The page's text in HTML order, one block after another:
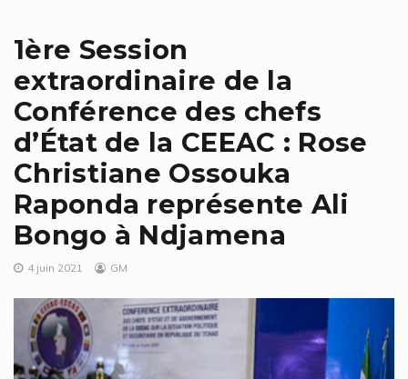
1ère Session
extraordinaire de la
Conférence des chefs
d’État de la CEEAC : Rose
Christiane Ossouka
Raponda représente Ali
Bongo à Ndjamena
4 juin 2021 GM